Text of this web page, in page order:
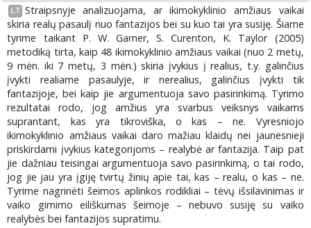
LT Straipsnyje analizuojama, ar ikimokyklinio amžiaus vaikai
skiria realų pasaulį nuo fantazijos bei su kuo tai yra susiję. Šiame
tyrime taikant P. W. Garner, S. Curenton, K. Taylor (2005)
metodiką tirta, kaip 48 ikimokyklinio amžiaus vaikai (nuo 2 metų,
9 mėn. iki 7 metų, 3 mėn.) skiria įvykius į realius, t.y. galinčius
įvykti realiame pasaulyje, ir nerealius, galinčius įvykti tik
fantazijoje, bei kaip jie argumentuoja savo pasirinkimą. Tyrimo
rezultatai rodo, jog amžius yra svarbus veiksnys vaikams
suprantant, kas yra tikroviška, o kas – ne. Vyresniojo
ikimokyklinio amžiaus vaikai daro mažiau klaidų nei jaunesnieji
priskirdami įvykius kategorijoms – realybė ar fantazija. Taip pat
jie dažniau teisingai argumentuoja savo pasirinkimą, o tai rodo,
jog jie jau yra įgiję tvirtų žinių apie tai, kas – realu, o kas – ne.
Tyrime nagrinėti šeimos aplinkos rodikliai – tėvų išsilavinimas ir
vaiko gimimo eiliškumas šeimoje – nebuvo susiję su vaiko
realybės bei fantazijos supratimu.